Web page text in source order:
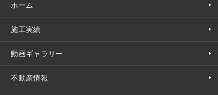
ホーム
施工実績
動画ギャラリー
不動産情報